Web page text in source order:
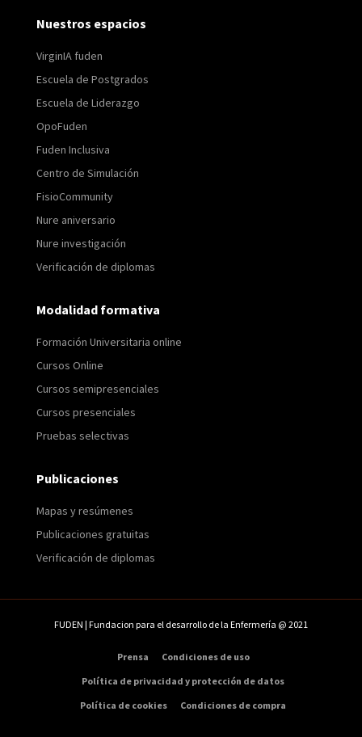
Nuestros espacios
VirginIA fuden
Escuela de Postgrados
Escuela de Liderazgo
OpoFuden
Fuden Inclusiva
Centro de Simulación
FisioCommunity
Nure aniversario
Nure investigación
Verificación de diplomas
Modalidad formativa
Formación Universitaria online
Cursos Online
Cursos semipresenciales
Cursos presenciales
Pruebas selectivas
Publicaciones
Mapas y resúmenes
Publicaciones gratuitas
Verificación de diplomas
FUDEN | Fundacion para el desarrollo de la Enfermería @ 2021
Prensa
Condiciones de uso
Política de privacidad y protección de datos
Política de cookies
Condiciones de compra